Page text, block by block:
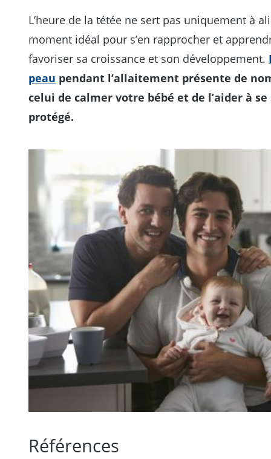
L’heure de la tétée ne sert pas uniquement à
moment idéal pour s’en rapprocher et
favoriser sa croissance et son développement.
peau pendant l’allaitement présente de
celui de calmer votre bébé et de l’aider à
protégé.
Références